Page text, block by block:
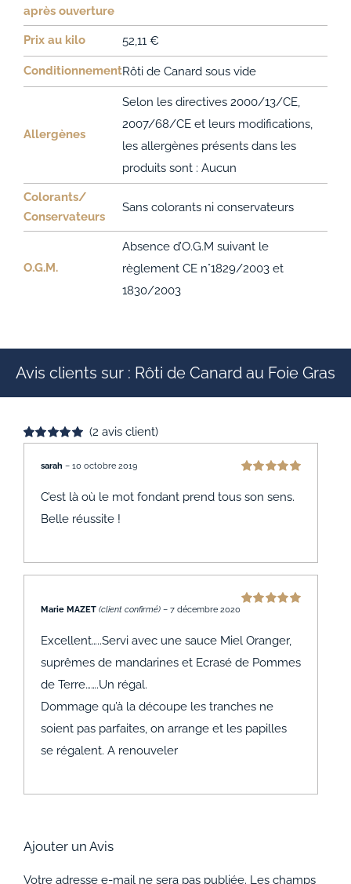
après ouverture
Prix au kilo 52,11 €
ConditionnementRôti de Canard sous vide
Allergènes
Selon les directives 2000/13/CE,
2007/68/CE et leurs modifications,
les allergènes présents dans les
produits sont : Aucun
Colorants/
Conservateurs
Sans colorants ni conservateurs
O.G.M.
Absence d’O.G.M suivant le
règlement CE n°1829/2003 et
1830/2003
Avis clients sur : Rôti de Canard au Foie Gras
sur 5 basé sur
(2 avis client)
sarah – 10 octobre 2019
C’est là où le mot fondant prend tous son sens.
Belle réussite !
Marie MAZET (client confirmé) – 7 décembre 2020
Excellent…..Servi avec une sauce Miel Oranger,
suprêmes de mandarines et Ecrasé de Pommes
de Terre…….Un régal.
Dommage qu’à la découpe les tranches ne
soient pas parfaites, on arrange et les papilles
se régalent. A renouveler
Ajouter un Avis
Votre adresse e-mail ne sera pas publiée. Les champs